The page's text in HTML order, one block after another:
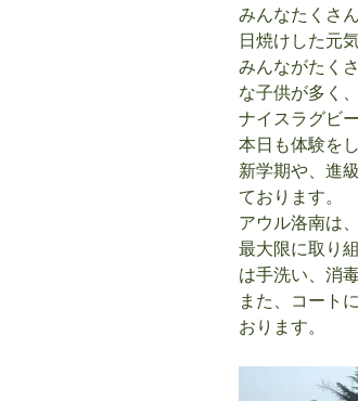
みんなたくさ
日焼けした元
みんながたく
な子供が多く
ナイスラグビー
本日も体験を
新学期や、進
ております。
アウル洛南は
最大限に取り
は手洗い、消
また、コート
おります。